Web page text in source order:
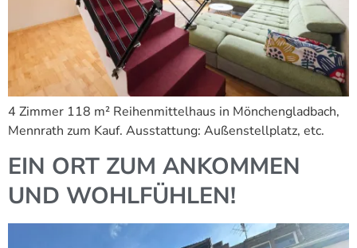
4 Zimmer 118 m² Reihenmittelhaus in Mönchengladbach,
Mennrath zum Kauf. Ausstattung: Außenstellplatz, etc.
EIN ORT ZUM ANKOMMEN
UND WOHLFÜHLEN!